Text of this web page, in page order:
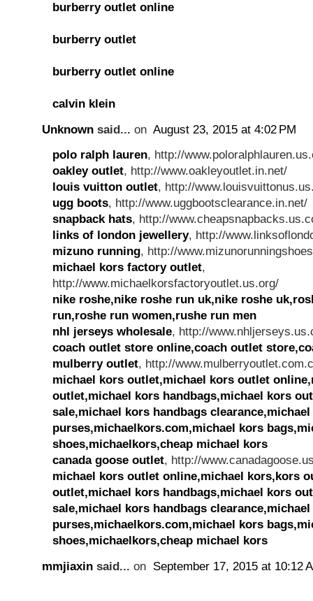
burberry outlet online
burberry outlet
burberry outlet online
calvin klein
Unknown said... on August 23, 2015 at 4:02 PM
polo ralph lauren, http://
oakley outlet, http://www.oakleyoutlet.in.net/
louis vuitton outlet, http://
ugg boots, http://www.uggbootsclearance.in.net/
snapback hats, http://
links of london jewellery, http://
mizuno running, http://
michael kors factory outlet,
http://www.michaelkorsfactoryoutlet.us.org/
nike roshe,nike roshe run uk,nike roshe
run,roshe run women,rushe run men
nhl jerseys wholesale, http://
coach outlet store online,coach outlet
mulberry outlet, http://
michael kors outlet,michael kors outlet
outlet,michael kors handbags,michael kors
sale,michael kors handbags
purses,michaelkors.com,michael kors
shoes,michaelkors,cheap michael kors
canada goose outlet, http://
michael kors outlet online,michael kors,kors
outlet,michael kors handbags,michael kors
sale,michael kors handbags
purses,michaelkors.com,michael kors
shoes,michaelkors,cheap michael kors
mmjiaxin said... on September 17, 2015 at 10:12